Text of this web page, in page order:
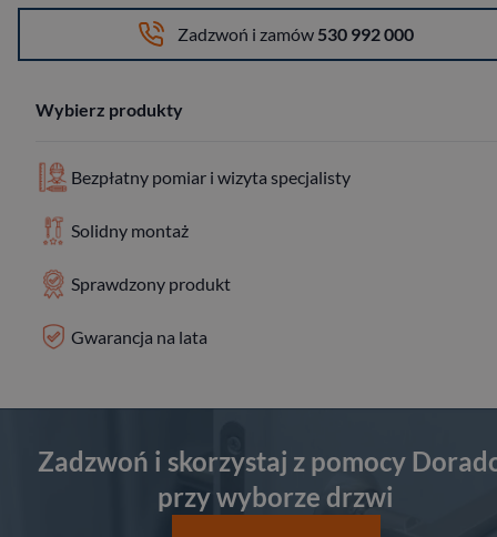
Zadzwoń i zamów 530 992 000
Wybierz produkty
Bezpłatny pomiar i wizyta specjalisty
Solidny montaż
Sprawdzony produkt
Gwarancja na lata
Zadzwoń i skorzystaj z pomocy
przy wyborze drzwi